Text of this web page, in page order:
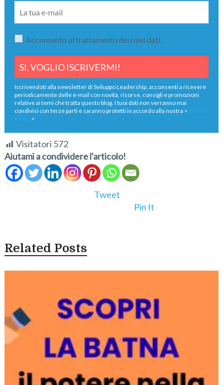
Acconsento al trattamento dei miei dati.
Iscrivendoti alla newsletter di Sviluppo Leadership, acconsenti a ricevere
periodicamente delle e-mail con novità, risorse, consigli e promozioni
relative ai temi che tratta questo blog. I tuoi dati non verranno mai
condivisi con terze parti e saranno protetti in accordo alla nostra > Privacy
Policy
<
Visitatori 572
Aiutami a condividere l'articolo!
Tweet
Pin It
Related Posts